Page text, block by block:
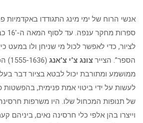
אנשי הרוח של ימי מינג התגודדו באקדמיות
לציור, כדי לאפשר לכול מי שניחן ולו במעט
הספר”. הצייר צונג צ’י צ’אנג
ממושמע ומתורבת יכול לבטא בציור דבר
לעשות על ידי ביטוי אמת פנימית, בהפשטות
של תנופות המכחול שלו. היו משרפות
וייצרו בהן אלפי כלי חרסינה נאים, ביניהם